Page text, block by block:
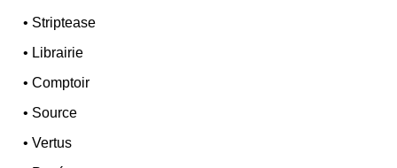
• Striptease
• Librairie
•Comptoir
• Source
•Vertus